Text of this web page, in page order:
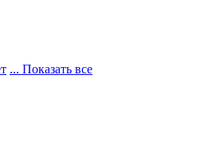
... Показать все